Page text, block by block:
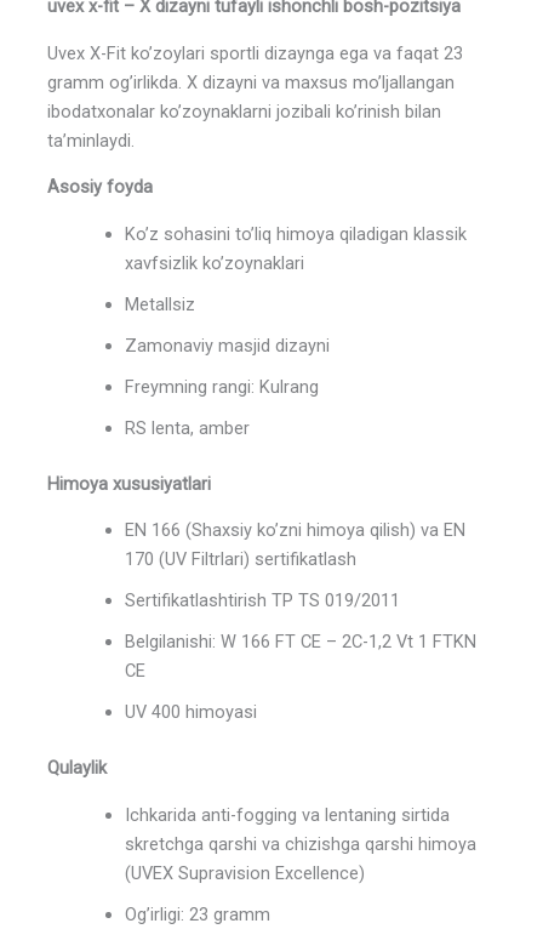
uvex x-fit – X dizayni tufayli ishonchli bosh-pozitsiya
Uvex X-Fit ko’zoylari sportli dizaynga ega va faqat 23
gramm og’irlikda. X dizayni va maxsus mo’ljallangan
ibodatxonalar ko’zoynaklarni jozibali ko’rinish bilan
ta’minlaydi.
Asosiy foyda
Ko’z sohasini to’liq himoya qiladigan klassik
xavfsizlik ko’zoynaklari
Metallsiz
Zamonaviy masjid dizayni
Freymning rangi: Kulrang
RS lenta, amber
Himoya xususiyatlari
EN 166 (Shaxsiy ko’zni himoya qilish) va EN
170 (UV Filtrlari) sertifikatlash
Sertifikatlashtirish TP TS 019/2011
Belgilanishi: W 166 FT CE – 2C-1,2 Vt 1 FTKN
CE
UV 400 himoyasi
Qulaylik
Ichkarida anti-fogging va lentaning sirtida
skretchga qarshi va chizishga qarshi himoya
(UVEX Supravision Excellence)
Og’irligi: 23 gramm